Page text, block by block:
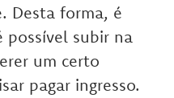
Desta forma, é
possível subir na
um certo
pagar ingresso.